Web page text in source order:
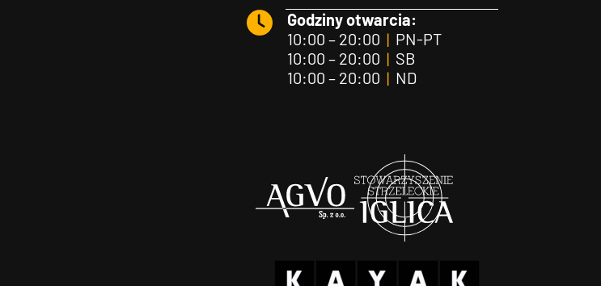
Godziny otwarcia:
10:00 – 20:00 |PN-PT
10:00 – 20:00 |SB
10:00 – 20:00 |ND
Agvo Iglica